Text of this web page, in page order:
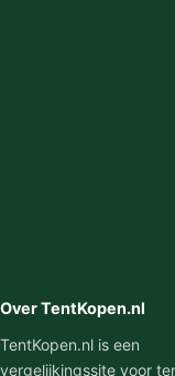
Over TentKopen.nl
TentKopen.nl is een
vergelijkingssite voor